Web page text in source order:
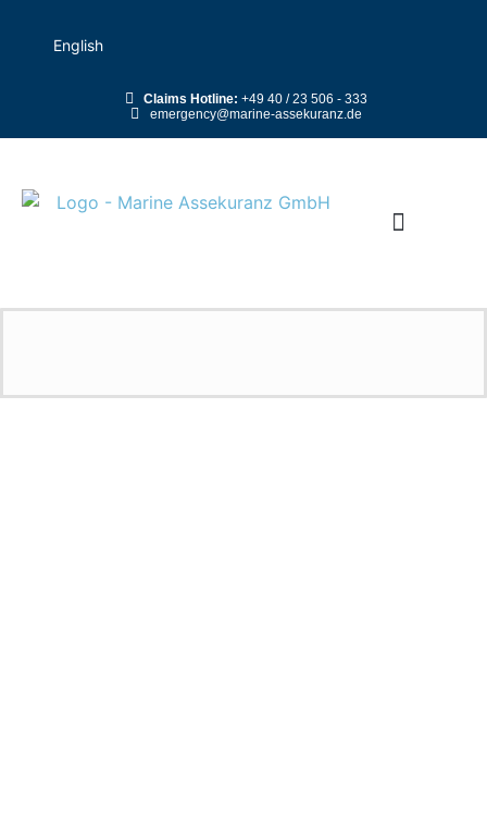
English
Claims Hotline: +49 40 / 23 506 - 333
emergency@marine-assekuranz.de